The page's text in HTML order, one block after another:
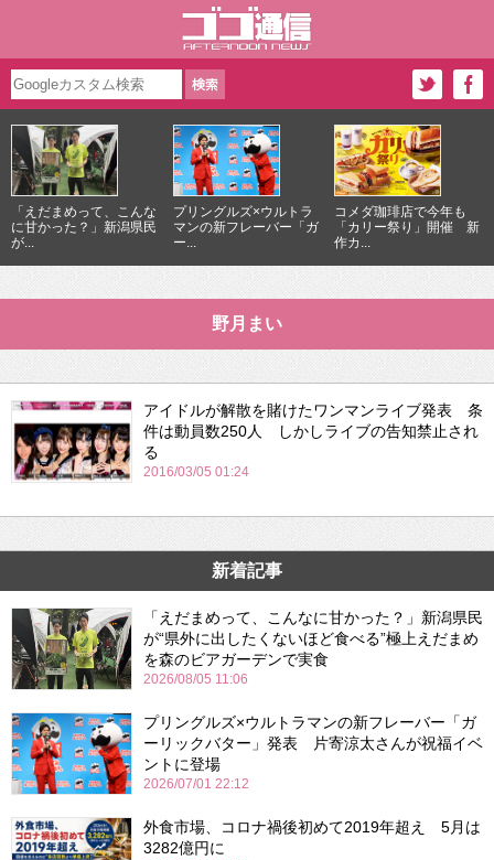
「えだまめって、こんな
に甘かった？」新潟県民
が...
プリングルズ×ウルトラ
マンの新フレーバー「ガ
ー...
コメダ珈琲店で今年も
「カリー祭り」開催 新
作カ...
野月まい
アイドルが解散を賭けたワンマンライブ発表 条
件は動員数250人 しかしライブの告知禁止され
る
2016/03/05 01:24
新着記事
「えだまめって、こんなに甘かった？」新潟県民
が“県外に出したくないほど食べる”極上えだまめ
を森のビアガーデンで実食
2026/08/05 11:06
プリングルズ×ウルトラマンの新フレーバー「ガ
ーリックバター」発表 片寄涼太さんが祝福イベ
ントに登場
2026/07/01 22:12
外食市場、コロナ禍後初めて2019年超え 5月は
3282億円に